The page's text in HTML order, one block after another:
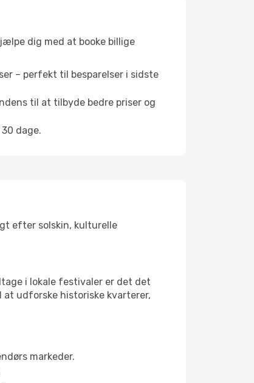
dig med at booke billige
– perfekt til besparelser i sidste
til at tilbyde bedre priser og
dage.
efter solskin, kulturelle
i lokale festivaler er det det
udforske historiske kvarterer,
markeder.